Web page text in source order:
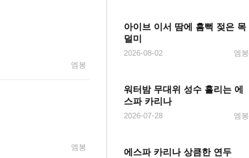
엠봉
엠봉
아이브 이서 땀에 흠뻑 젖은 목
덜미
2026-08-02 엠봉
워터밤 무대위 성수 흘리는 에
스파 카리나
2026-07-28 엠봉
에스파 카리나 상큼한 연두